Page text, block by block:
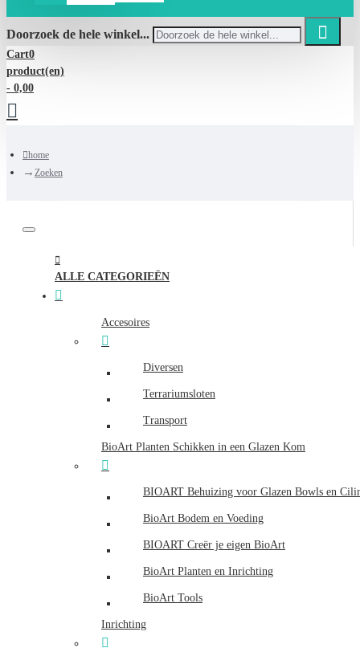
Doorzoek de hele winkel...
Cart0
product(en)
- 0,00
home
Zoeken
ALLE CATEGORIEËN
Accesoires
Diversen
Terrariumsloten
Transport
BioArt Planten Schikken in een Glazen Kom
BIOART Behuizing voor Glazen Bowls en
BioArt Bodem en Voeding
BIOART Creër je eigen BioArt
BioArt Planten en Inrichting
BioArt Tools
Inrichting